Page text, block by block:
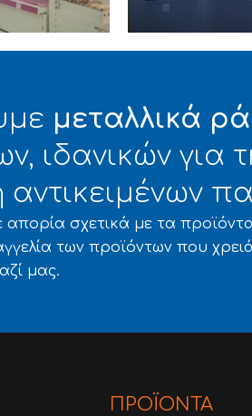
μεταλλικά
ιδανικών για
απορία σχετικά με τα
των προϊόντων που
μας.
ΠΡΟΪΟΝΤΑ